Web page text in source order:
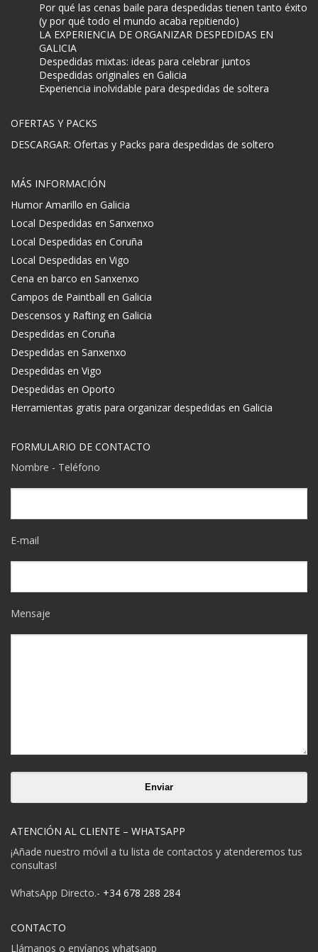
Por qué las cenas baile para despedidas tienen tanto éxito
(y por qué todo el mundo acaba repitiendo)
LA EXPERIENCIA DE ORGANIZAR DESPEDIDAS EN
GALICIA
Despedidas mixtas: ideas para celebrar juntos
Despedidas originales en Galicia
Experiencia inolvidable para despedidas de soltera
OFERTAS Y PACKS
DESCARGAR: Ofertas y Packs para despedidas de soltero
MÁS INFORMACIÓN
Humor Amarillo en Galicia
Local Despedidas en Sanxenxo
Local Despedidas en Coruña
Local Despedidas en Vigo
Cena en barco en Sanxenxo
Campos de Paintball en Galicia
Descensos y Rafting en Galicia
Despedidas en Coruña
Despedidas en Sanxenxo
Despedidas en Vigo
Despedidas en Oporto
Herramientas gratis para organizar despedidas en Galicia
FORMULARIO DE CONTACTO
Nombre - Teléfono
E-mail
Mensaje
ATENCIÓN AL CLIENTE – WHATSAPP
¡Añade nuestro móvil a tu lista de contactos y atenderemos tus
consultas!
WhatsApp Directo.- +34 678 288 284
CONTACTO
Llámanos o envíanos whatsapp